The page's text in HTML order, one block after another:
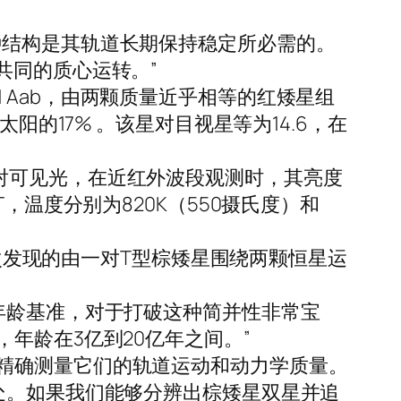
构是其轨道长期保持稳定所必需的。
同的质心运转。”
，由两颗质量近乎相等的红矮星组
的17% 。该星对目视星等为14.6，在
可见光，在近红外波段观测时，其亮度
温度分别为820K（550摄氏度）和
现的由一对T型棕矮星围绕两颗恒星运
基准，对于打破这种简并性非常宝
年龄在3亿到20亿年之间。”
测量它们的轨道运动和动力学质量。
如果我们能够分辨出棕矮星双星并追